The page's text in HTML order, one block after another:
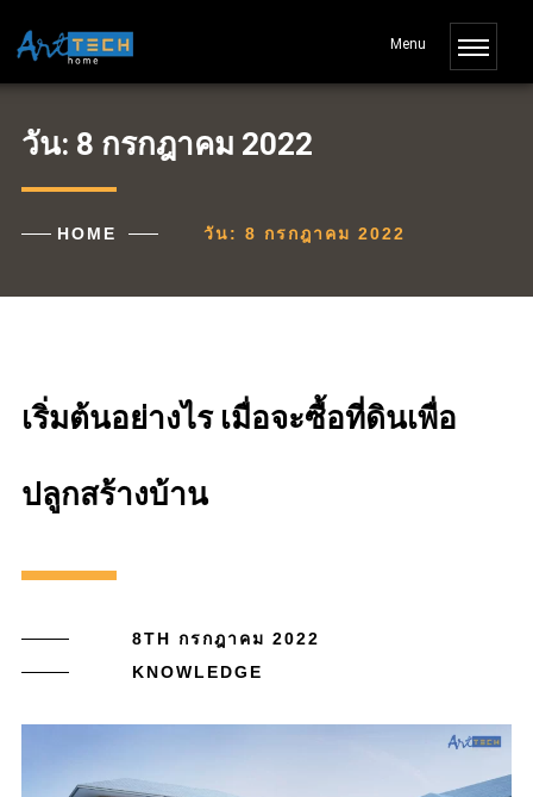
วัน: 8 กรกฎาคม 2022
HOME วัน: 8 กรกฎาคม 2022
เริ่มต้นอย่างไร เมื่อจะซื้อที่ดินเพื่อ
ปลูกสร้างบ้าน
8TH กรกฎาคม 2022
KNOWLEDGE